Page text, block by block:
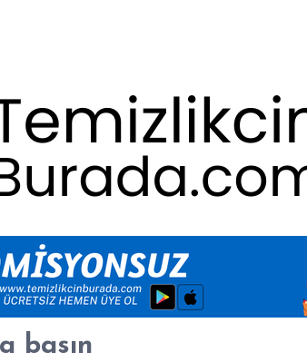
basın